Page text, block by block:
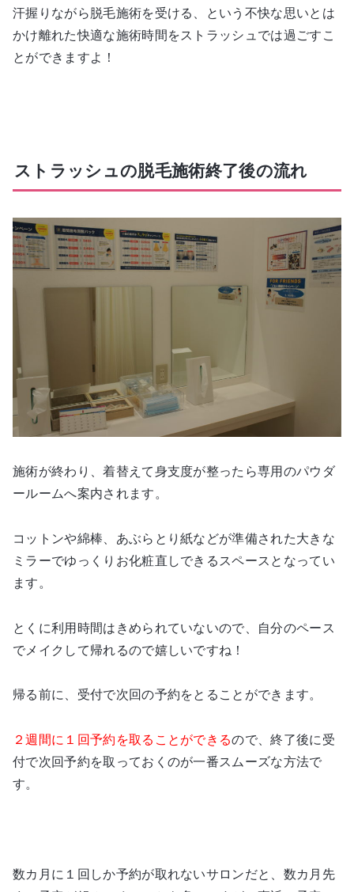
汗握りながら脱毛施術を受ける、という不快な思いとは
かけ離れた快適な施術時間をストラッシュでは過ごすこ
とができますよ！
ストラッシュの脱毛施術終了後の流れ
施術が終わり、着替えて身支度が整ったら専用のパウダ
ールームへ案内されます。
コットンや綿棒、あぶらとり紙などが準備された大きな
ミラーでゆっくりお化粧直しできるスペースとなってい
ます。
とくに利用時間はきめられていないので、自分のペース
でメイクして帰れるので嬉しいですね！
帰る前に、受付で次回の予約をとることができます。
２週間に１回予約を取ることができるので、終了後に受
付で次回予約を取っておくのが一番スムーズな方法で
す。
数カ月に１回しか予約が取れないサロンだと、数カ月先